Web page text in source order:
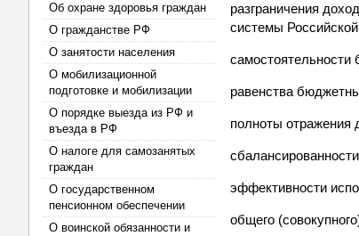
Об охране здоровья граждан
О гражданстве РФ
О занятости населения
О мобилизационной
подготовке и мобилизации
О порядке выезда из РФ и
въезда в РФ
О налоге для самозанятых
граждан
О государственном
пенсионном обеспечении
О воинской обязанности и
разграничения
системы
самостоятельности
равенства
полноты отражения
эффективности
общего